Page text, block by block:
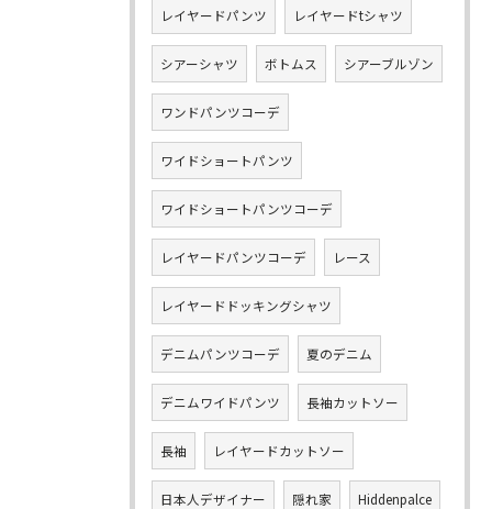
レイヤードパンツ レイヤードtシャツ
シアーシャツ ボトムス シアーブルゾン
ワンドパンツコーデ
ワイドショートパンツ
ワイドショートパンツコーデ
レイヤードパンツコーデ レース
レイヤードドッキングシャツ
デニムパンツコーデ 夏のデニム
デニムワイドパンツ 長袖カットソー
長袖 レイヤードカットソー
日本人デザイナー 隠れ家 Hiddenpalce